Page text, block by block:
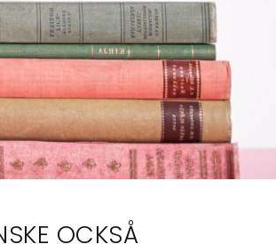
OCKSÅ